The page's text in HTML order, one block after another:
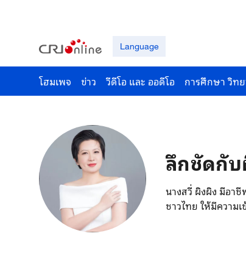
Language
โฮมเพจ ข่าว วีดีโอ และ ออดีโอ การศึกษา วิท
ลึกชัดกั
นางสวี่ ผิงผิง มีอา
ชาวไทย ให้มีความ